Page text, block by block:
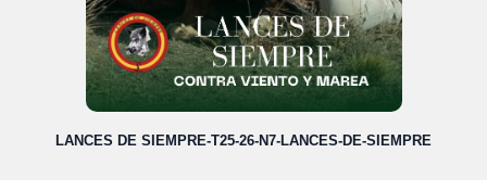
LANCES DE SIEMPRE-T25-26-N7-LANCES-DE-SIEMPRE